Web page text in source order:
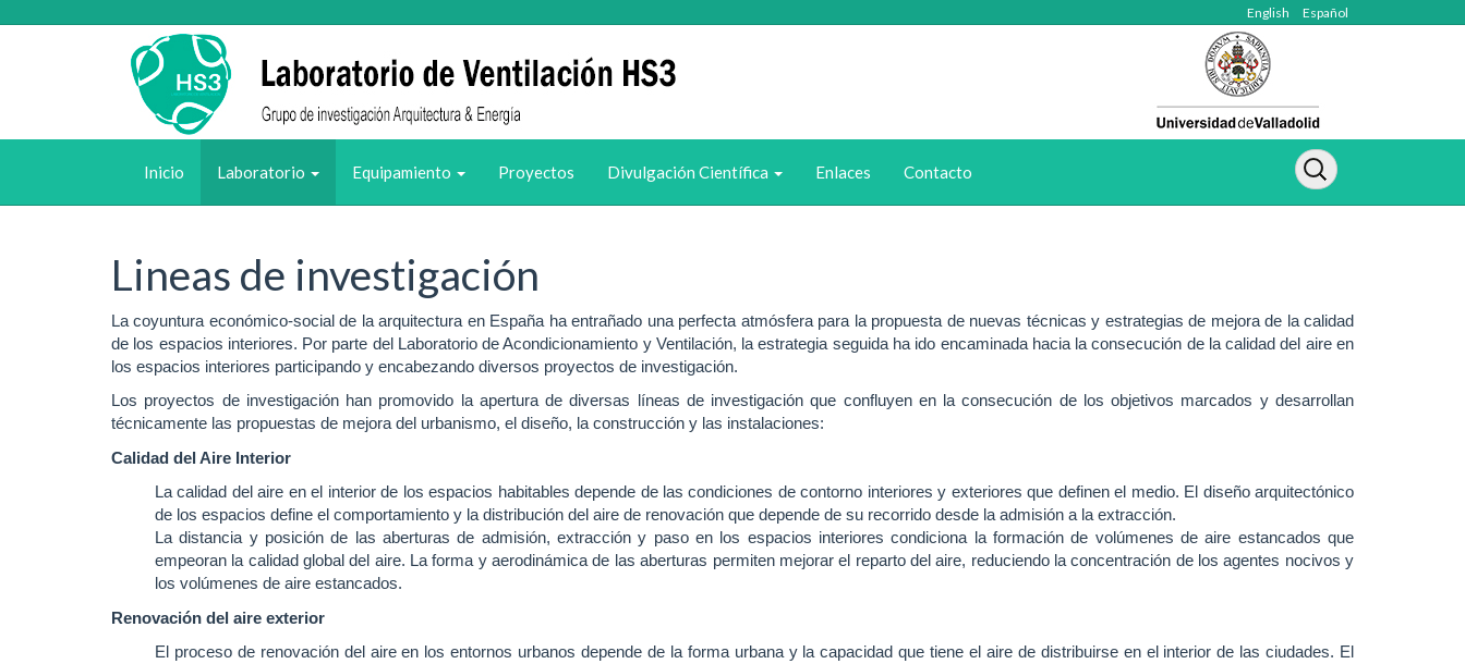
English Español
Inicio Laboratorio Equipamiento Proyectos Divulgación Científica Enlaces Contacto
Lineas de investigación
La coyuntura económico-social de la arquitectura en España ha entrañado una perfecta atmósfera para la propuesta de nuevas técnicas y estrategias de mejora de la calidad
de los espacios interiores. Por parte del Laboratorio de Acondicionamiento y Ventilación, la estrategia seguida ha ido encaminada hacia la consecución de la calidad del aire en
los espacios interiores participando y encabezando diversos proyectos de investigación.
Los proyectos de investigación han promovido la apertura de diversas líneas de investigación que confluyen en la consecución de los objetivos marcados y desarrollan
técnicamente las propuestas de mejora del urbanismo, el diseño, la construcción y las instalaciones:
Calidad del Aire Interior
La calidad del aire en el interior de los espacios habitables depende de las condiciones de contorno interiores y exteriores que definen el medio. El diseño arquitectónico
de los espacios define el comportamiento y la distribución del aire de renovación que depende de su recorrido desde la admisión a la extracción.
La distancia y posición de las aberturas de admisión, extracción y paso en los espacios interiores condiciona la formación de volúmenes de aire estancados que
empeoran la calidad global del aire. La forma y aerodinámica de las aberturas permiten mejorar el reparto del aire, reduciendo la concentración de los agentes nocivos y
los volúmenes de aire estancados.
Renovación del aire exterior
El proceso de renovación del aire en los entornos urbanos depende de la forma urbana y la capacidad que tiene el aire de distribuirse en el interior de las ciudades. El